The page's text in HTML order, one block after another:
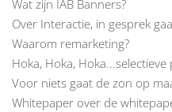
Wat zijn IAB Banners?
Over Interactie, in gesprek
Waarom remarketing?
Hoka, Hoka, Hoka...selectieve
Voor niets gaat de zon op
Whitepaper over de